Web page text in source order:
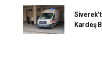
Kardeş